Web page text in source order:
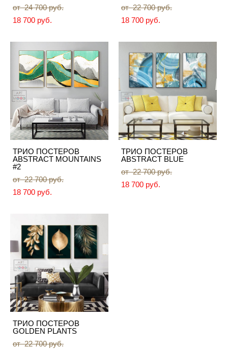
от 24 700 pуб.
18 700 pуб.
от 22 700 pуб.
18 700 pуб.
ТРИО ПОСТЕРОВ
ABSTRACT MOUNTAINS
#2
от 22 700 pуб.
18 700 pуб.
ТРИО ПОСТЕРОВ
ABSTRACT BLUE
от 22 700 pуб.
18 700 pуб.
ТРИО ПОСТЕРОВ
GOLDEN PLANTS
от 22 700 pуб.